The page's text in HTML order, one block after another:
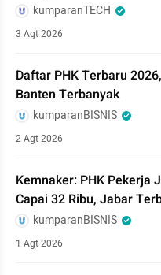
kumparanTECH
3 Agt 2026
Daftar PHK Terbaru
Banten Terbanyak
kumparanBISNIS
2 Agt 2026
Kemnaker: PHK Pekerja
Capai 32 Ribu, Jabar
kumparanBISNIS
1 Agt 2026